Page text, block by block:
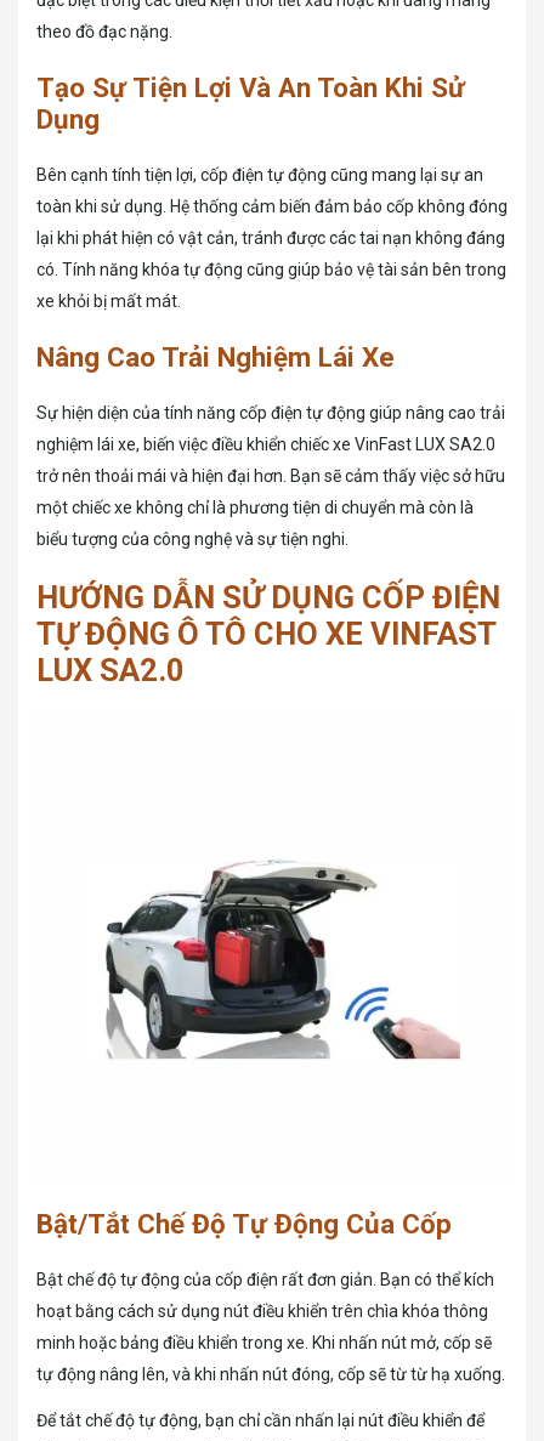
theo đồ đạc nặng.
Tạo Sự Tiện Lợi Và An Toàn Khi Sử
Dụng
Bên cạnh tính tiện lợi, cốp điện tự động cũng mang lại sự an
toàn khi sử dụng. Hệ thống cảm biến đảm bảo cốp không đóng
lại khi phát hiện có vật cản, tránh được các tai nạn không đáng
có. Tính năng khóa tự động cũng giúp bảo vệ tài sản bên trong
xe khỏi bị mất mát.
Nâng Cao Trải Nghiệm Lái Xe
Sự hiện diện của tính năng cốp điện tự động giúp nâng cao trải
nghiệm lái xe, biến việc điều khiển chiếc xe VinFast LUX SA2.0
trở nên thoải mái và hiện đại hơn. Bạn sẽ cảm thấy việc sở hữu
một chiếc xe không chỉ là phương tiện di chuyển mà còn là
biểu tượng của công nghệ và sự tiện nghi.
HƯỚNG DẪN SỬ DỤNG CỐP ĐIỆN
TỰ ĐỘNG Ô TÔ CHO XE VINFAST
LUX SA2.0
Bật/Tắt Chế Độ Tự Động Của Cốp
Bật chế độ tự động của cốp điện rất đơn giản. Bạn có thể kích
hoạt bằng cách sử dụng nút điều khiển trên chìa khóa thông
minh hoặc bảng điều khiển trong xe. Khi nhấn nút mở, cốp sẽ
tự động nâng lên, và khi nhấn nút đóng, cốp sẽ từ từ hạ xuống.
Để tắt chế độ tự động, bạn chỉ cần nhấn lại nút điều khiển để